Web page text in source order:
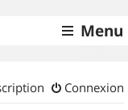
Menu
Connexion